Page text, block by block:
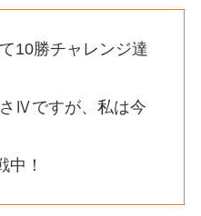
10勝チャレンジ達
Ⅳですが、私は今
中！